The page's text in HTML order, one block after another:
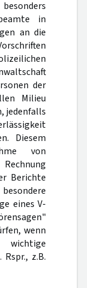
in
an die
der
Milieu
jedenfalls
Diesem
von
Berichte
eines V-
wenn
z.B.